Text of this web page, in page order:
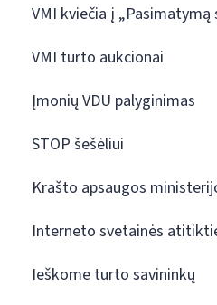
VMI kviečia į „Pasimatymą
VMI turto aukcionai
Įmonių VDU palyginimas
STOP šešėliui
Krašto apsaugos
Interneto svetainės
Ieškome turto savininkų